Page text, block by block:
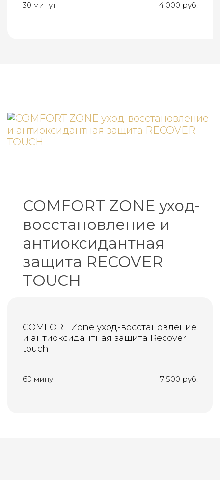
30 минут 4 000 руб.
COMFORT ZONE уход-
восстановление и
антиоксидантная
защита RECOVER
TOUCH
COMFORT Zone уход-восстановление
и антиоксидантная защита Recover
touch
60 минут 7 500 руб.